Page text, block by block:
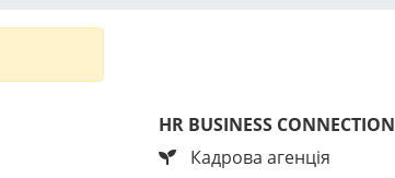
HR BUSINESS CONNECTION
Кадрова агенція